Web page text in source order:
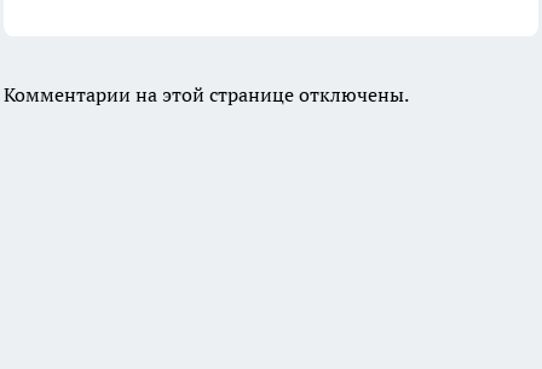
Комментарии на этой странице отключены.